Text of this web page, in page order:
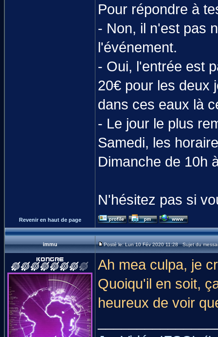
Pour répondre à
- Non, il n'est pas
l'événement.
- Oui, l'entrée est
20€ pour les deux
dans ces eaux là
- Le jour le plus
Samedi, les
Dimanche de 10h
N'hésitez pas si
Revenir en haut de page
immu Posté le: Lun 10 Fév 2020 11:28 Sujet du
Ah mea culpa, je
Quoiqu'il en soit,
heureux de voir